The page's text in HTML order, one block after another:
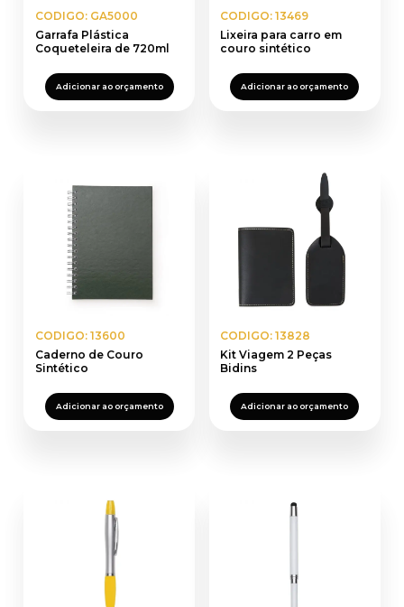
CODIGO: GA5000
Garrafa Plástica
Coqueteleira de 720ml
Adicionar ao orçamento
CODIGO: 13469
Lixeira para carro em
couro sintético
Adicionar ao orçamento
CODIGO: 13600
Caderno de Couro
Sintético
Adicionar ao orçamento
CODIGO: 13828
Kit Viagem 2 Peças
Bidins
Adicionar ao orçamento